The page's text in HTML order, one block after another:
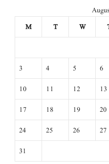
M
T W
3
4 5 6
10
11 12 13
17
18 19 20
24
25 26 27
31